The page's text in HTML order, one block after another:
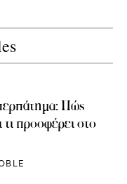
Πώς
τι προσφέρει στο